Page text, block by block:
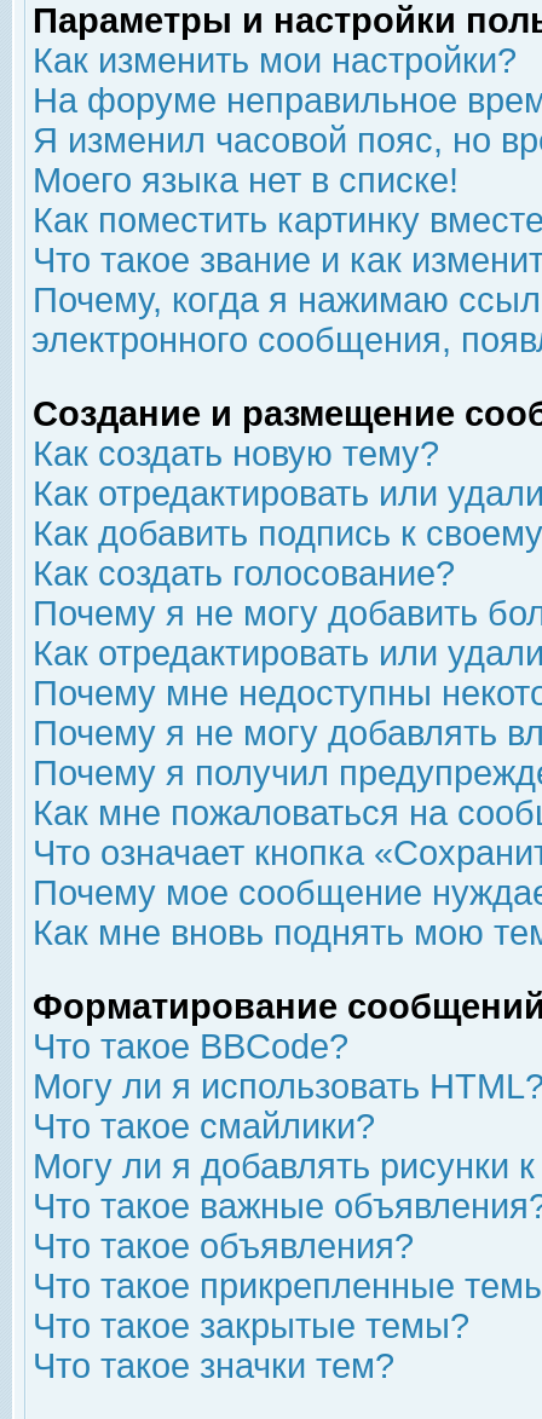
Параметры и настройки
Как изменить мои настройки?
На форуме неправильное
Я изменил часовой пояс, но
Моего языка нет в списке!
Как поместить картинку
Что такое звание и как
Почему, когда я нажимаю
электронного сообщения,
Создание и размещение
Как создать новую тему?
Как отредактировать или
Как добавить подпись к
Как создать голосование?
Почему я не могу добавить
Как отредактировать или
Почему мне недоступны
Почему я не могу добавлять
Почему я получил
Как мне пожаловаться на
Что означает кнопка
Почему мое сообщение
Как мне вновь поднять мою
Форматирование
Что такое BBCode?
Могу ли я использовать
Что такое смайлики?
Могу ли я добавлять рисунки
Что такое важные
Что такое объявления?
Что такое прикрепленные
Что такое закрытые темы?
Что такое значки тем?